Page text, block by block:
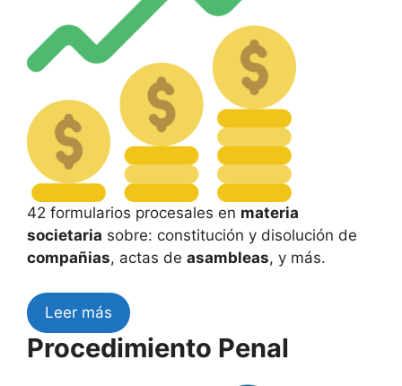
42 formularios procesales en materia
societaria sobre: constitución y disolución de
compañias, actas de asambleas, y más.
Leer más
Procedimiento Penal